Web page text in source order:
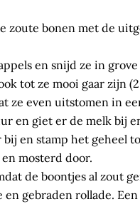
zoute bonen met de
en snijd ze in
tot ze mooi gaar zijn
ze even uitstomen in
en giet er de melk bij
bij en stamp het geheel
mosterd door.
de boontjes al zout
en gebraden rollade.